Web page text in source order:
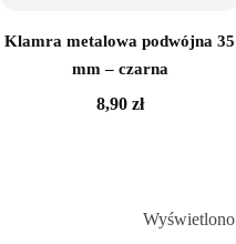
Klamra metalowa podwójna 35
mm – czarna
8,90 zł
Wyświetlono
Dodatki do torebek